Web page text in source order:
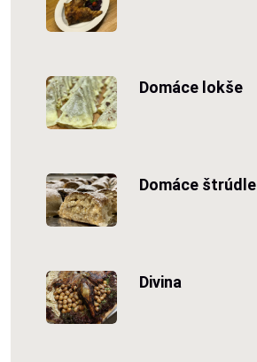
Domáce lokše
Domáce štrúdle
Divina